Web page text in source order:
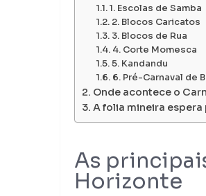
1. Escolas de Samba
2. Blocos Caricatos
3. Blocos de Rua
4. Corte Momesca
5. Kandandu
6. Pré-Carnaval de
Onde acontece o
A folia mineira espera
As
Horizonte